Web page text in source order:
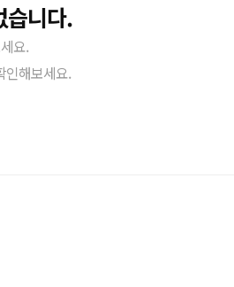
습니다.
요.
인해보세요.